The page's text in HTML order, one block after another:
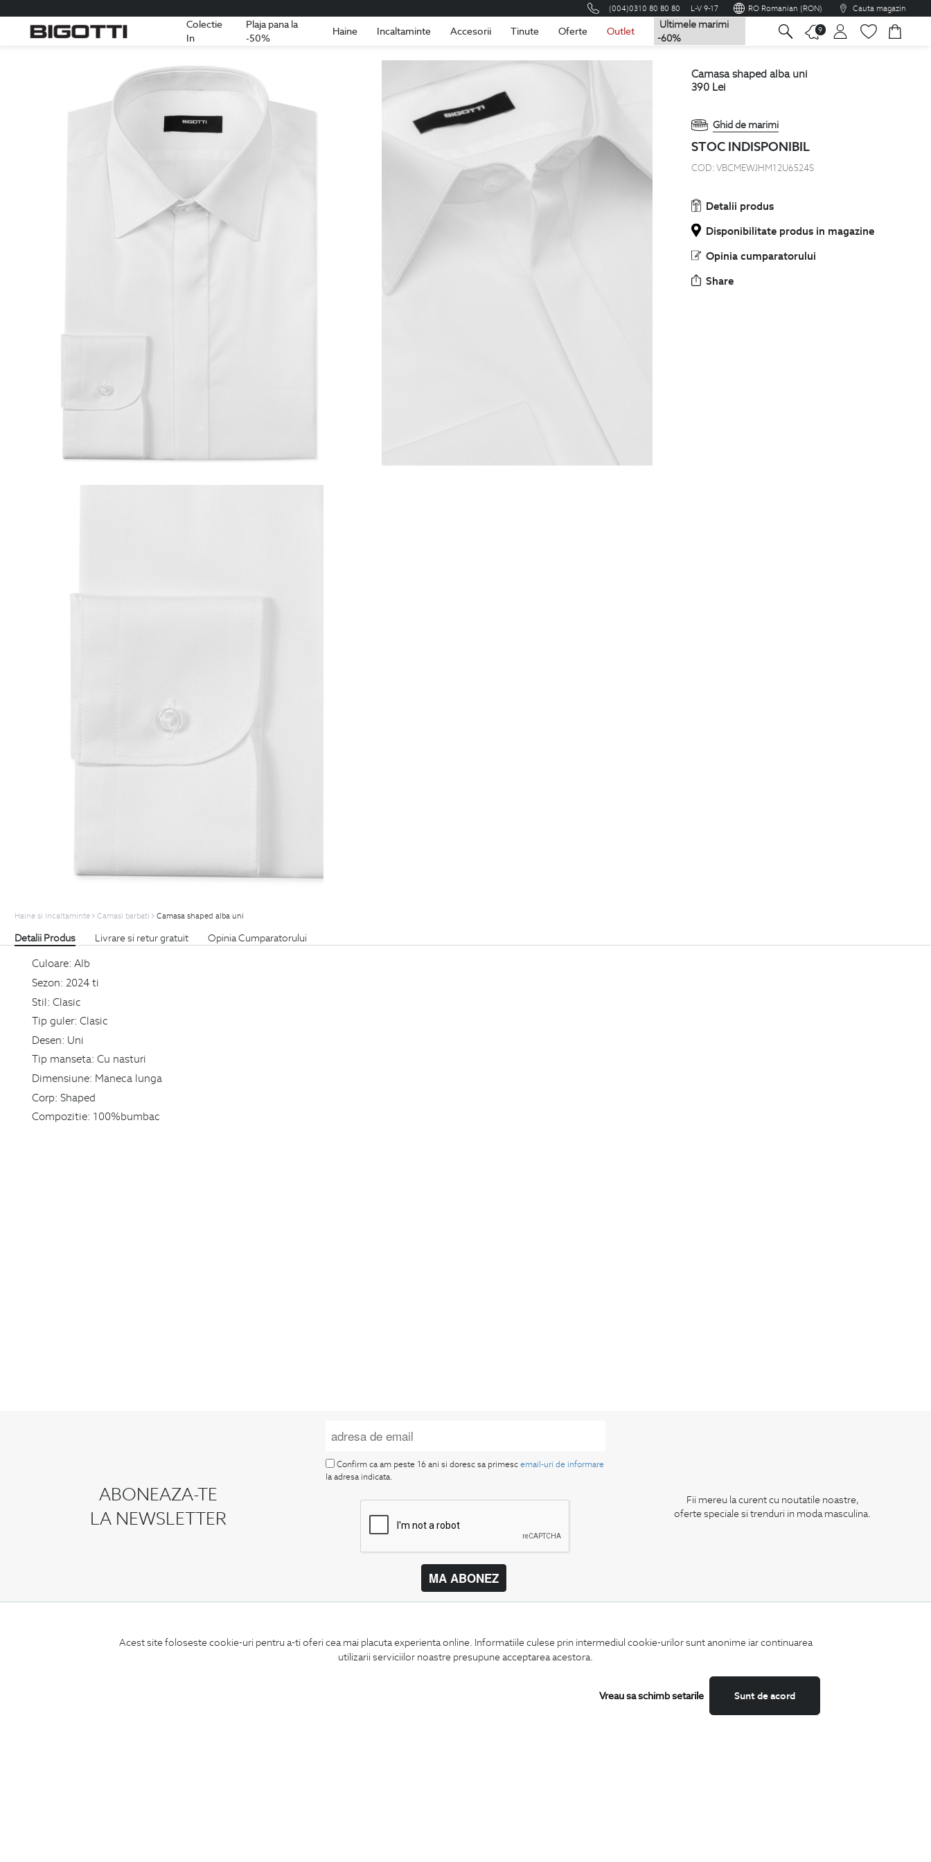
Acest site foloseste cookie-uri pentru a-ti oferi cea mai placuta experienta online. Informatiile culese prin intermediul cookie-urilor sunt anonime iar continuarea
utilizarii serviciilor noastre presupune acceptarea acestora.
Sunt de acord
Vreau sa schimb setarile
(004)0310 80 80 80 L-V 9-17 RO Romanian (RON) Cauta magazin
Colectie
In
Plaja pana la
-50%
Haine Incaltaminte Accesorii Tinute Oferte Outlet
Ultimele marimi
-60%
9
Romania Romana
camasa shaped alba uni
390 Lei
Ghid de marimi
STOC INDISPONIBIL
COD:VBCMEWJHM12U6524S
Detalii produs
Disponibilitate produs in magazine
Opinia cumparatorului
Share
Haine si Incaltaminte Camasi barbati Camasa shaped alba uni
Detalii Produs Livrare si retur gratuit Opinia Cumparatorului
Culoare: Alb
Sezon: 2024 ti
Stil: Clasic
Tip guler: Clasic
Desen: Uni
Tip manseta: Cu nasturi
Dimensiune: Maneca lunga
Corp: Shaped
Compozitie: 100%bumbac
ABONEAZA-TE
LA NEWSLETTER
Confirm ca am peste 16 ani si doresc sa primescemail-uri de informare
la adresa indicata.
MA ABONEZ
Fii mereu la curent cu noutatile noastre,
oferte speciale si trenduri in moda masculina.
Termeni si conditii
Contact
Magazine
Facebook
LinkedIn
Camasi
Incaltaminte
Pantaloni